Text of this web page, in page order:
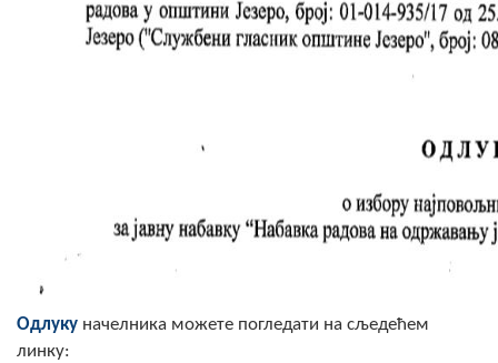
КОНТАКТ
Одлуку начелника можете погледати на сљедећем
линку: